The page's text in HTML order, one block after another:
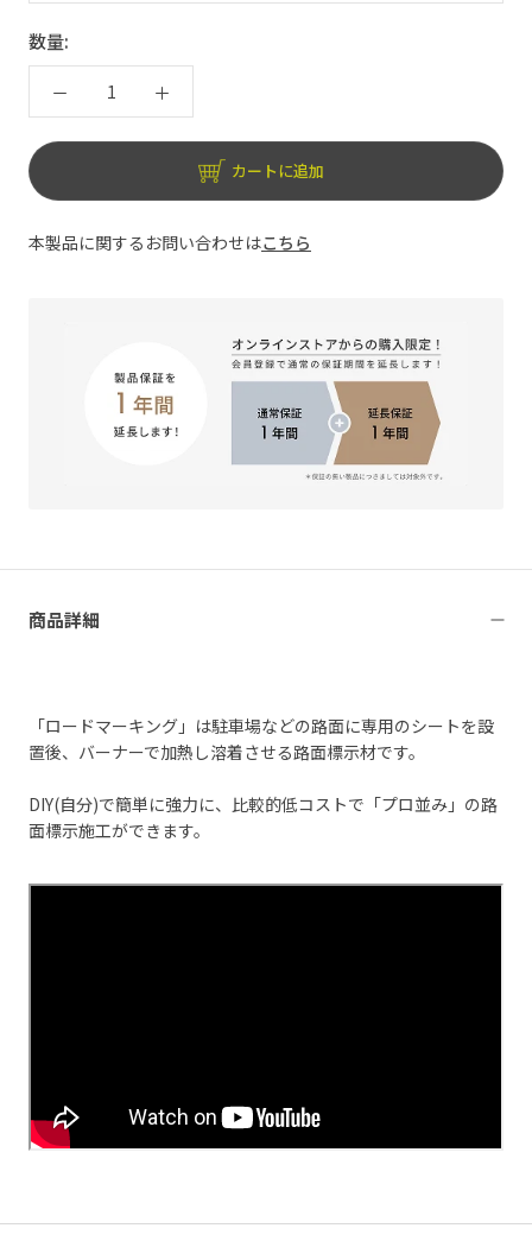
数量:
カートに追加
本製品に関するお問い合わせはこちら
商品詳細
「ロードマーキング」は駐車場などの路面に専用のシートを設
置後、バーナーで加熱し溶着させる路面標示材です。
DIY(自分)で簡単に強力に、比較的低コストで「プロ並み」の路
面標示施工ができます。